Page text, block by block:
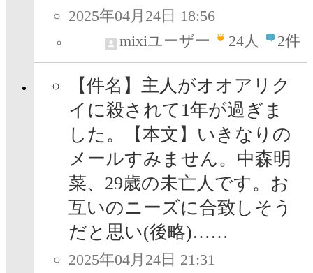
2025年04月24日 18:56
mixiユーザー
24人 2件
【件名】主人がオオアリク
イに殺されて1年が過ぎま
した。【本文】いきなりの
メールすみません。中森明
菜、29歳の未亡人です。お
互いのニーズに合致しそう
だと思い(後略)……
2025年04月24日 21:31